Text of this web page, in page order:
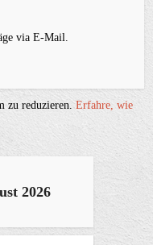
via E-Mail.
zu reduzieren.Erfahre, wie
2026